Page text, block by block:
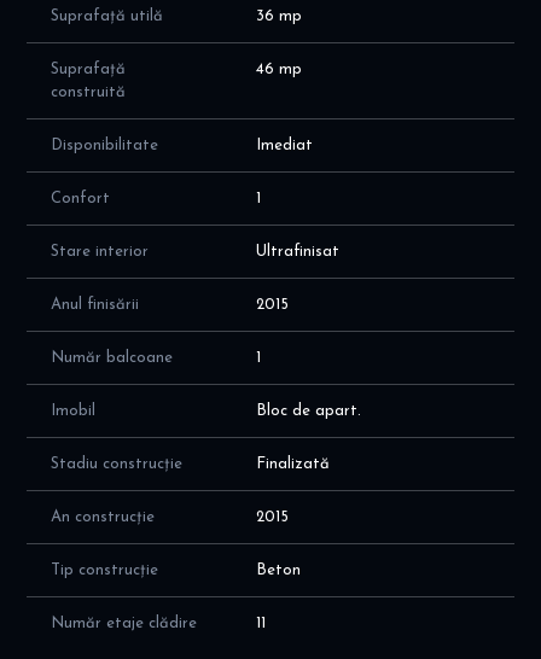
Suprafață utilă 36 mp
Suprafață
construită
46 mp
Disponibilitate Imediat
Confort 1
Stare interior Ultrafinisat
Anul finisării 2015
Număr balcoane 1
Imobil Bloc de apart.
Stadiu construcție Finalizată
An construcție 2015
Tip construcție Beton
Număr etaje clădire 11